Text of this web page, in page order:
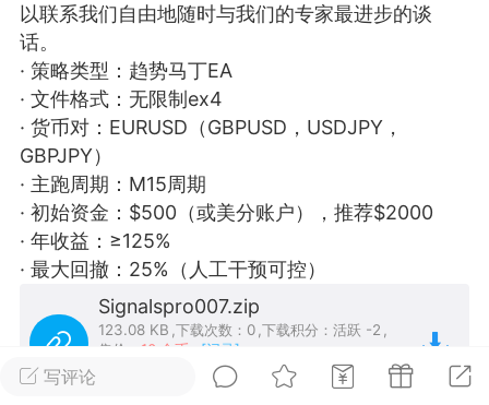
#狼行天下 #黄金
59
17:09
电脑端 趋势
2024年 狼行天下A03.01软件大更
EA 增加货币版EA
写评论
以联系我们自由地随时与我们的专家最进步的谈
话。
· 策略类型：趋势马丁EA
· 文件格式：无限制ex4
· 货币对：EURUSD（GBPUSD，USDJPY，
GBPJPY）
· 主跑周期：M15周期
· 初始资金：$500（或美分账户），推荐$2000
· 年收益：≥125%
· 最大回撤：25%（人工干预可控）
Signalspro007.zip
123.08 KB ,下载次数：0 ,下载积分：活跃 -2 ,
售价： 10 金币
[记录]